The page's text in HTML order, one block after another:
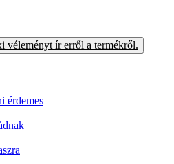
véleményt ír erről a termékről.
érdemes